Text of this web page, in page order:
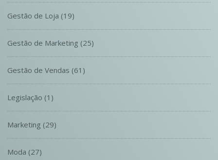
Gestão de Loja (19)
Gestão de Marketing (25)
Gestão de Vendas (61)
Legislação (1)
Marketing (29)
Moda (27)